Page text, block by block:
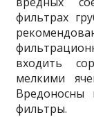
фильтрах
входить
мелкими
Вредоносны
фильтры.